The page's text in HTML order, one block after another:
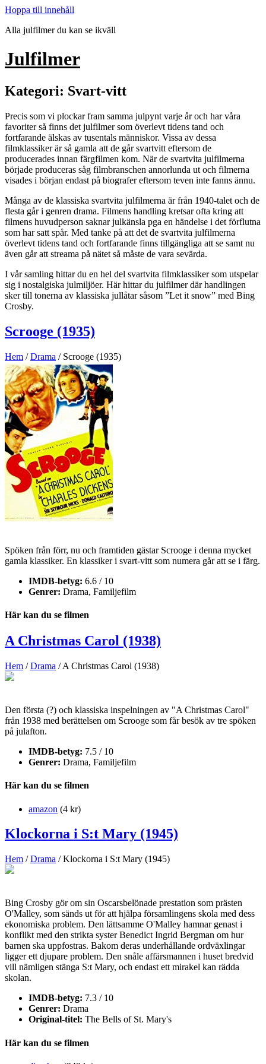
Hoppa till innehåll
Alla julfilmer du kan se ikväll
Julfilmer
Kategori: Svart-vitt
Precis som vi plockar fram samma julpynt varje år och har våra
favoriter så finns det julfilmer som överlevt tidens tand och
fortfarande älskas av tusentals människor. Vissa av dessa
filmklassiker är så gamla att de går svartvitt eftersom de
producerades innan färgfilmen kom. När de svartvita julfilmerna
började produceras såg filmbranschen annorlunda ut och filmerna
visades i början endast på biografer eftersom teven inte fanns ännu.
Många av de klassiska svartvita julfilmerna är från 1940-talet och de
flesta går i genren drama. Filmens handling kretsar ofta kring att
filmens huvudperson saknar julkänsla pga en händelse i det förflutna
som har satt spår. Med tanke på att det de svartvita julfilmerna
överlevt tidens tand och fortfarande finns tillgängliga att se samt nu
även går att streama på nätet så måste de vara sevärda.
I vår samling hittar du en hel del svartvita filmklassiker som utspelar
sig i nostalgiska julmiljöer. Här hittar du julfilmer där handlingen
sker till tonerna av klassiska jullåtar såsom ”Let it snow” med Bing
Crosby.
Scrooge (1935)
Hem /Drama / Scrooge (1935)
Spöken från förr, nu och framtiden gästar Scrooge i denna mycket
gamla klassiker. En klassiker i svart-vitt som numera går att se i färg.
IMDB-betyg: 6.6 / 10
Genrer: Drama, Familjefilm
Här kan du se filmen
A Christmas Carol (1938)
Hem /Drama / A Christmas Carol (1938)
Den första (?) och klassiska inspelningen av "A Christmas Carol"
från 1938 med berättelsen om Scrooge som får besök av tre spöken
på julafton.
IMDB-betyg: 7.5 / 10
Genrer: Drama, Familjefilm
Här kan du se filmen
amazon (4 kr)
Klockorna i S:t Mary (1945)
Hem /Drama / Klockorna i S:t Mary (1945)
Bing Crosby gör om sin Oscarsbelönade prestation som prästen
O'Malley, som sänds ut för att hjälpa församlingens skola med dess
ekonomiska problem. Den lättsamme O'Malley hamnar genast i
konflikt med den strikta syster Benedict Ingrid Bergman om hur
barnen ska uppfostras. Bakom deras underhållande ordväxlingar
ligger ett djupare problem. Den snåle affärsmannen i huset bredvid
vill nämligen stänga S:t Mary, och endast ett mirakel kan rädda
skolan.
IMDB-betyg: 7.3 / 10
Genrer: Drama
Original-titel: The Bells of St. Mary's
Här kan du se filmen